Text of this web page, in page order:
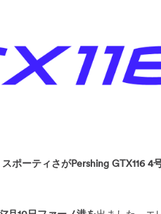
ポーティさがPershing GTX116 4